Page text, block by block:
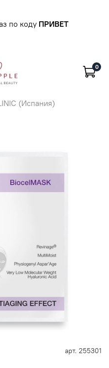
по коду ПРИВЕТ
0
(Испания)
арт. 255301